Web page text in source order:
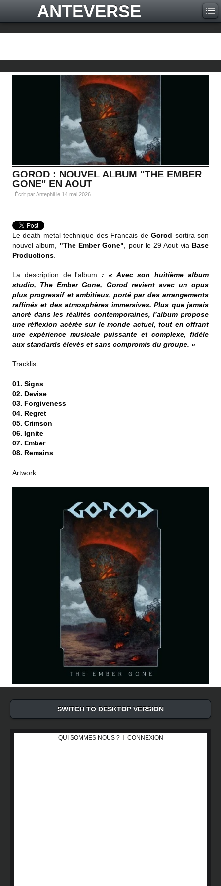
ANTEVERSE
GOROD : NOUVEL ALBUM "THE EMBER
GONE" EN AOUT
Écrit par Antephil le 14 mai 2026
Le death metal technique des Francais deGorod sortira son
nouvel album, "The Ember Gone" , pour le 29 Aout via Base
Productions
La description de l'album: « Avec son huitième album
studio, The Ember Gone, Gorod revient avec un opus
plus progressif et ambitieux, porté par des arrangements
raffinés et des atmosphères immersives. Plus que jamais
ancré dans les réalités contemporaines, l’album propose
une réflexion acérée sur le monde actuel, tout en offrant
une expérience musicale puissante et complexe, fidèle
aux standards élevés et sans compromis du groupe. »
Tracklist :
01. Signs
02. Devise
03. Forgiveness
04. Regret
05. Crimson
06. Ignite
07. Ember
08. Remains
Artwork :
SWITCH TO DESKTOP VERSION
QUI SOMMES NOUS ? CONNEXION